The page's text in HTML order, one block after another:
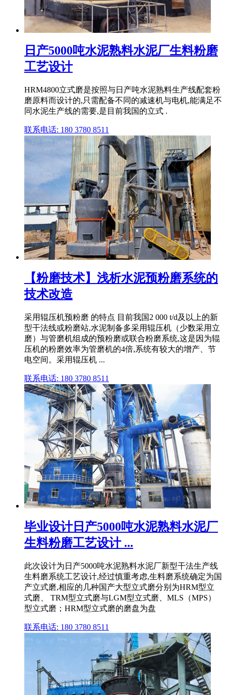
日产5000吨水泥熟料水泥厂生料粉磨
工艺设计
HRM4800立式磨是按照与日产吨水泥熟料生产线配套粉
磨原料而设计的,只需配备不同的减速机与电机,能满足不
同水泥生产线的需要,是目前我国的立式 .
联系电话: 180 3780 8511
【粉磨技术】浅析水泥预粉磨系统的
技术改造
采用辊压机预粉磨 的特点 目前我国2 000 t/d及以上的新
型干法线或粉磨站,水泥制备多采用辊压机（少数采用立
磨）与管磨机组成的预粉磨或联合粉磨系统,这是因为辊
压机的粉磨效率为管磨机的4倍,系统有较大的增产、节
电空间。采用辊压机 ...
联系电话: 180 3780 8511
毕业设计日产5000吨水泥熟料水泥厂
生料粉磨工艺设计 ...
此次设计为日产5000吨水泥熟料水泥厂新型干法生产线
生料磨系统工艺设计,经过慎重考虑,生料磨系统确定为国
产立式磨,相应的几种国产大型立式磨分别为HRM型立
式磨、 TRM型立式磨与LGM型立式磨、MLS（MPS）
型立式磨；HRM型立式磨的磨盘为盘
联系电话: 180 3780 8511